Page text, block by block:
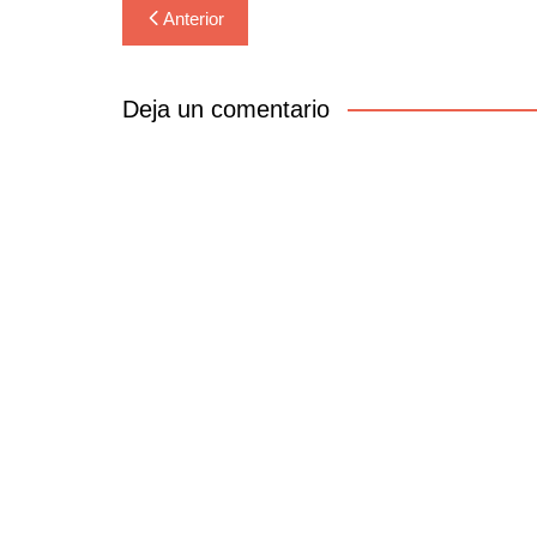
Navegación
de
entradas
Anterior
Deja un comentario